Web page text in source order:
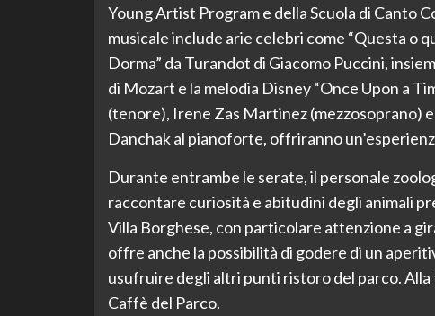
Young Artist Program e della Scuola di Canto
musicale include arie celebri come “Questa o
Dorma” da Turandot di Giacomo Puccini,
di Mozart e la melodia Disney “Once Upon a
(tenore), Irene Zas Martinez (mezzosoprano)
Danchak al pianoforte, offriranno
Durante entrambe le serate, il personale
raccontare curiosità e abitudini degli animali
Villa Borghese, con particolare attenzione a
offre anche la possibilità di godere di un
usufruire degli altri punti ristoro del parco.
Caffè del Parco.